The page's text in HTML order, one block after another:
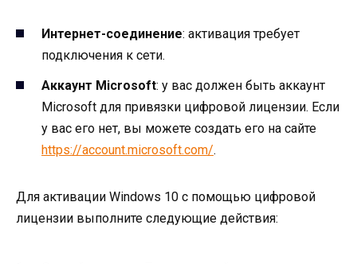
Интернет-соединение: активация требует
подключения к сети.
Аккаунт Microsoft: у вас должен быть аккаунт
Microsoft для привязки цифровой лицензии. Если
у вас его нет, вы можете создать его на сайте
https://account.microsoft.com/.
Для активации Windows 10 с помощью цифровой
лицензии выполните следующие действия: